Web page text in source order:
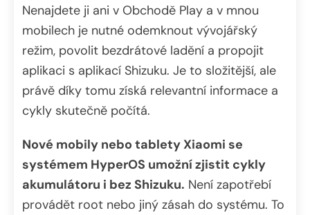
Nenajdete ji ani v Obchodě Play a v mnou
mobilech je nutné odemknout vývojářský
režim, povolit bezdrátové ladění a propojit
aplikaci s aplikací Shizuku. Je to složitější, ale
právě díky tomu získá relevantní informace a
cykly skutečně počítá.
Nové mobily nebo tablety Xiaomi se
systémem HyperOS umožní zjistit cykly
akumulátoru i bez Shizuku. Není zapotřebí
provádět root nebo jiný zásah do systému. To